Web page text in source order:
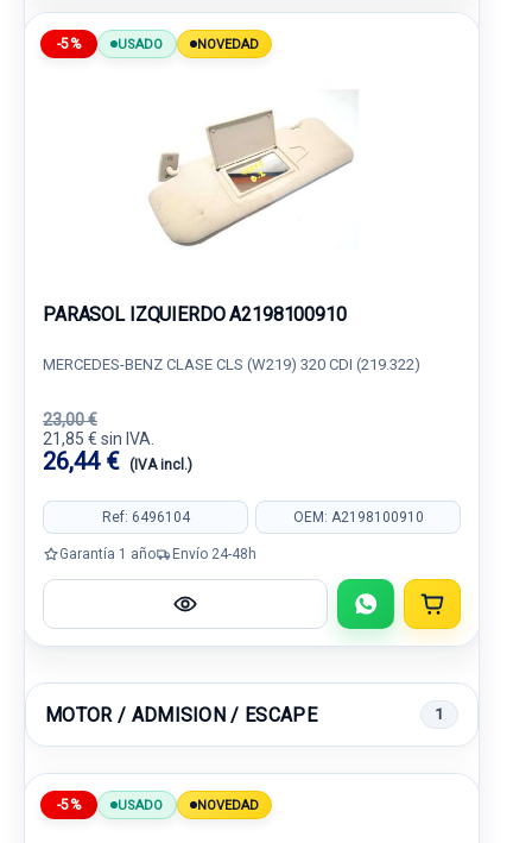
-5% USADO NOVEDAD
PARASOL IZQUIERDO A2198100910
MERCEDES-BENZ CLASE CLS (W219) 320 CDI (219.322)
23,00 €
21,85 € sin IVA.
26,44 € (IVA incl.)
Ref: 6496104 OEM: A2198100910
Garantía 1 año Envío 24-48h
MOTOR / ADMISION / ESCAPE 1
-5% USADO NOVEDAD